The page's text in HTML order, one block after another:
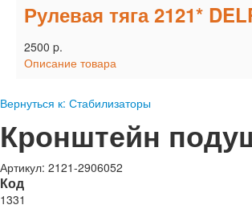
Рулевая тяга 2121*
2500 p.
Описание товара
Вернуться к: Стабилизаторы
Кронштейн
Артикул: 2121-2906052
Код
1331